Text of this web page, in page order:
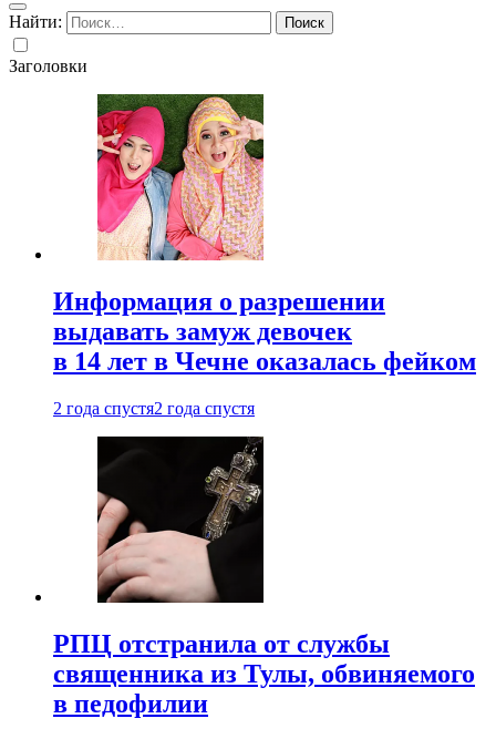
Найти:
Заголовки
Информация о разрешении
выдавать замуж девочек
в 14 лет в Чечне оказалась фейком
2 года спустя2 года спустя
РПЦ отстранила от службы
священника из Тулы, обвиняемого
в педофилии